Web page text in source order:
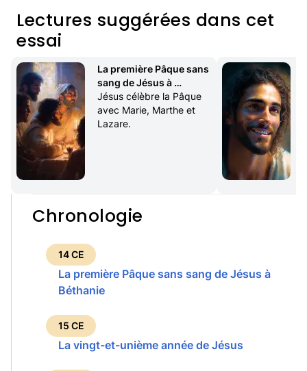
Lectures suggérées dans cet
essai
La première Pâque sans
sang de Jésus à
Béthanie
Jésus célèbre la Pâque
avec Marie, Marthe et
Lazare.
Chronologie
14 CE
La première Pâque sans sang de Jésus à
Béthanie
15 CE
La vingt-et-unième année de Jésus